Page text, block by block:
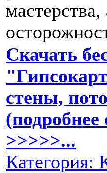
Скачать
стены,
(подробнее
>>>>>...
Категория: